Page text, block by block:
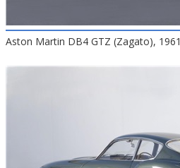
Aston Martin DB4 GTZ (Zagato), 1961